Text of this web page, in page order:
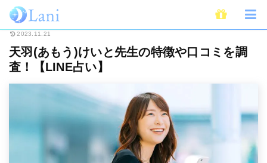
ホーム 電話占い 天羽(あもう)けいと先生の特徴や口コミを調
2023.11.21
天羽(あもう)けいと先生の特徴や口コミを調
査！【LINE占い】